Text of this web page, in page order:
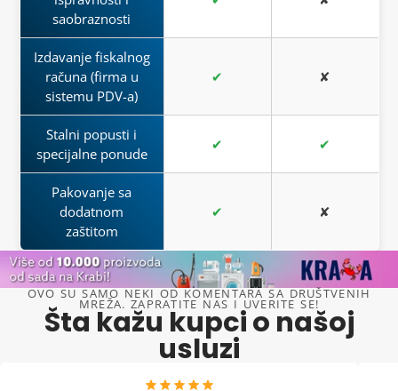
saobraznosti
Izdavanje fiskalnog
računa (firma u
sistemu PDV-a)
✔ ✘
Stalni popusti i
specijalne ponude
✔ ✔
Pakovanje sa
dodatnom
zaštitom
✔ ✘
OVO SU SAMO NEKI OD KOMENTARA SA DRUŠTVENIH
MREŽA. ZAPRATITE NAS I UVERITE SE!
Šta kažu kupci o našoj
usluzi